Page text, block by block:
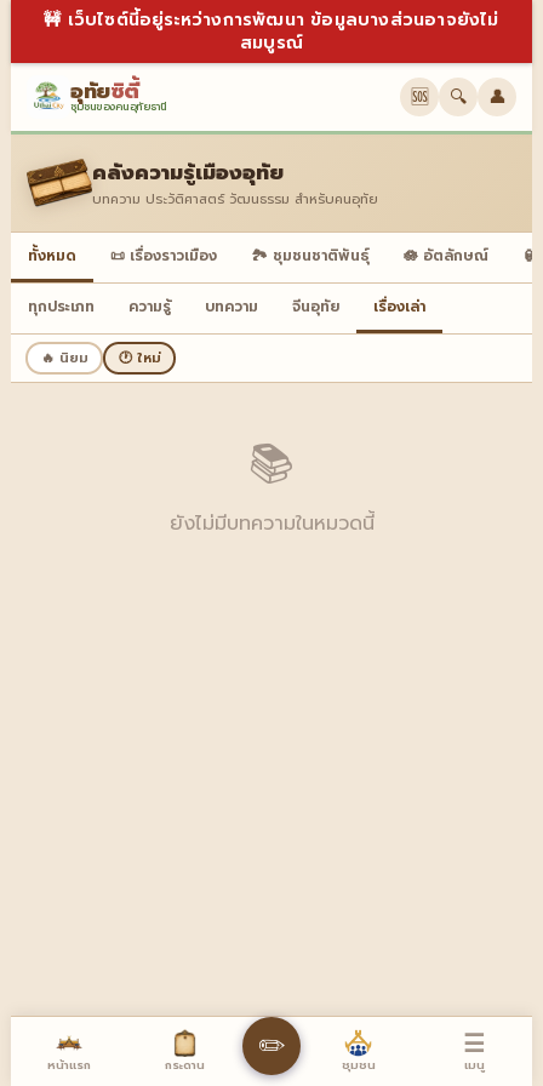
🚧 เว็บไซต์นี้อยู่ระหว่างการพัฒนา ข้อมูลบางส่วนอาจยังไม่
สมบูรณ์
อุทัยซิตี้
ชุมชนของคนอุทัยธานี 🆘 🔍 👤
คลังความรู้เมืองอุทัย
บทความ ประวัติศาสตร์ วัฒนธรรม สำหรับคนอุทัย
ทั้งหมด 📜 เรื่องราวเมือง 🏞️ ชุมชนชาติพันธุ์ 🪷 อัตลักษณ์
ทุกประเภท ความรู้ บทความ จีนอุทัย เรื่องเล่า
🔥 นิยม 🕐 ใหม่
📚
ยังไม่มีบทความในหมวดนี้
หน้าแรก กระดาน ✏️ ชุมชน
☰
เมนู